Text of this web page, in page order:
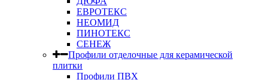
ЕВРОТЕКС
НЕОМИД
ПИНОТЕКС
СЕНЕЖ
Профили отделочные для керамической
плитки
Профили ПВХ